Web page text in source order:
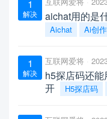
1
解决 aichat用的是
Aichat Ai创作
1
解决
互联网爱将
h5探店码还
开
H5探店码